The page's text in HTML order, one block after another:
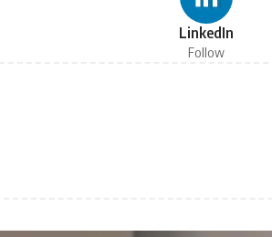
LinkedIn
Follow